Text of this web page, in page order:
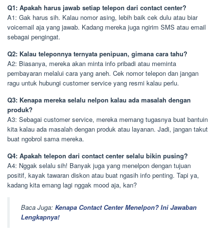
Q1: Apakah harus jawab setiap telepon dari contact center?
A1: Gak harus sih. Kalau nomor asing, lebih baik cek dulu atau biar
voicemail aja yang jawab. Kadang mereka juga ngirim SMS atau email
sebagai pengingat.
Q2: Kalau teleponnya ternyata penipuan, gimana cara tahu?
A2: Biasanya, mereka akan minta info pribadi atau meminta
pembayaran melalui cara yang aneh. Cek nomor telepon dan jangan
ragu untuk hubungi customer service yang resmi kalau perlu.
Q3: Kenapa mereka selalu nelpon kalau ada masalah dengan
produk?
A3: Sebagai customer service, mereka memang tugasnya buat bantuin
kita kalau ada masalah dengan produk atau layanan. Jadi, jangan takut
buat ngobrol sama mereka.
Q4: Apakah telepon dari contact center selalu bikin pusing?
A4: Nggak selalu sih! Banyak juga yang menelpon dengan tujuan
positif, kayak tawaran diskon atau buat ngasih info penting. Tapi ya,
kadang kita emang lagi nggak mood aja, kan?
Baca Juga: Kenapa Contact Center Menelpon? Ini Jawaban
Lengkapnya!